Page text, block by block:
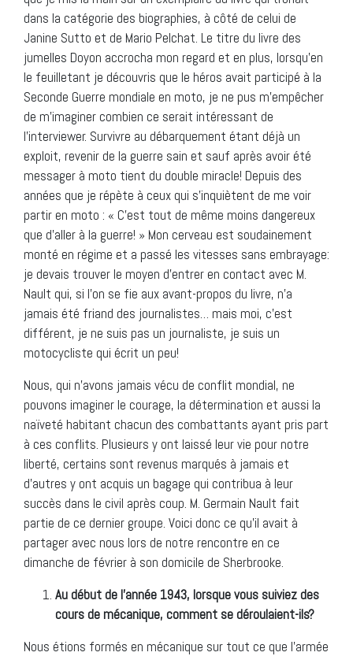
dans la catégorie des biographies, à côté de celui de
Janine Sutto et de Mario Pelchat. Le titre du livre des
jumelles Doyon accrocha mon regard et en plus, lorsqu’en
le feuilletant je découvris que le héros avait participé à la
Seconde Guerre mondiale en moto, je ne pus m’empêcher
de m’imaginer combien ce serait intéressant de
l’interviewer. Survivre au débarquement étant déjà un
exploit, revenir de la guerre sain et sauf après avoir été
messager à moto tient du double miracle! Depuis des
années que je répète à ceux qui s’inquiètent de me voir
partir en moto : « C’est tout de même moins dangereux
que d’aller à la guerre! » Mon cerveau est soudainement
monté en régime et a passé les vitesses sans embrayage:
je devais trouver le moyen d’entrer en contact avec M.
Nault qui, si l’on se fie aux avant-propos du livre, n’a
jamais été friand des journalistes… mais moi, c’est
différent, je ne suis pas un journaliste, je suis un
motocycliste qui écrit un peu!
Nous, qui n’avons jamais vécu de conflit mondial, ne
pouvons imaginer le courage, la détermination et aussi la
naïveté habitant chacun des combattants ayant pris part
à ces conflits. Plusieurs y ont laissé leur vie pour notre
liberté, certains sont revenus marqués à jamais et
d’autres y ont acquis un bagage qui contribua à leur
succès dans le civil après coup. M. Germain Nault fait
partie de ce dernier groupe. Voici donc ce qu’il avait à
partager avec nous lors de notre rencontre en ce
dimanche de février à son domicile de Sherbrooke.
Au début de l’année 1943, lorsque vous suiviez des
cours de mécanique, comment se déroulaient-ils?
Nous étions formés en mécanique sur tout ce que l’armée